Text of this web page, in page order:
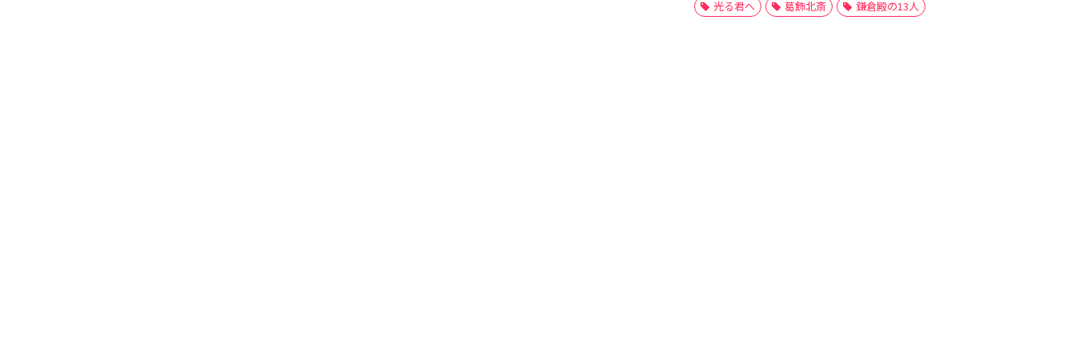
光る君へ 葛飾北斎 鎌倉殿の13人